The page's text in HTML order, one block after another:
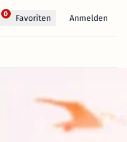
0 Favoriten Anmelden